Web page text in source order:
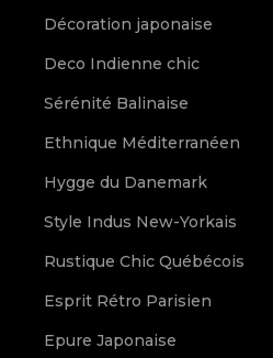
Décoration japonaise
Deco Indienne chic
Sérénité Balinaise
Ethnique Méditerranéen
Hygge du Danemark
Style Indus New-Yorkais
Rustique Chic Québécois
Esprit Rétro Parisien
Epure Japonaise